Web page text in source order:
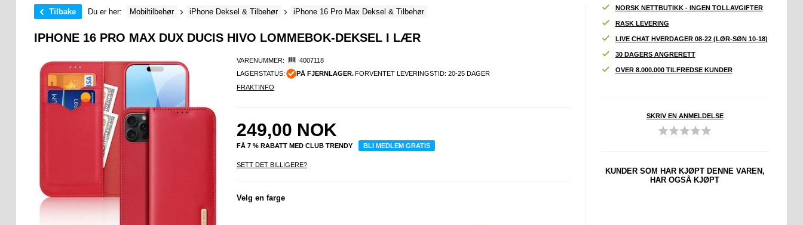
Tilbake Du er her: Mobiltilbehør iPhone Deksel & Tilbehør iPhone 16 Pro Max Deksel & Tilbehør
IPHONE 16 PRO MAX DUX DUCIS HIVO LOMMEBOK-DEKSEL I LÆR
VARENUMMER:
4007118
LAGERSTATUS:
PÅ FJERNLAGER. FORVENTET LEVERINGSTID: 20-25 DAGER
FRAKTINFO
249,00 NOK
FÅ 7 % RABATT MED CLUB TRENDY BLI MEDLEM GRATIS
SETT DET BILLIGERE?
Velg en farge
NORSK NETTBUTIKK - INGEN TOLLAVGIFTER
RASK LEVERING
LIVE CHAT HVERDAGER 08-22 (LØR-SØN 10-18)
30 DAGERS ANGRERETT
OVER 8.000.000 TILFREDSE KUNDER
SKRIV EN ANMELDELSE
KUNDER SOM HAR KJØPT DENNE VAREN,
HAR OGSÅ KJØPT